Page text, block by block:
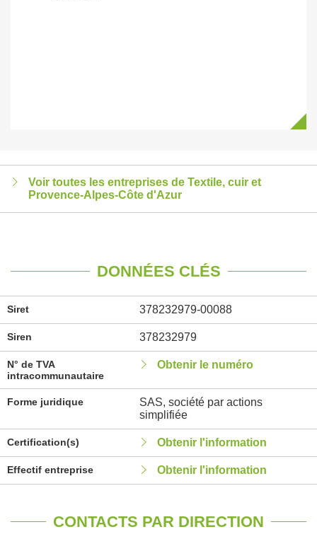
Voir toutes les entreprises de Textile, cuir et
Provence-Alpes-Côte d'Azur
DONNÉES CLÉS
Siret 378232979-00088
Siren 378232979
N° de TVA
intracommunautaire
Obtenir le numéro
Forme juridique
SAS, société par actions
simplifiée
Certification(s) Obtenir l'information
Effectif entreprise Obtenir l'information
CONTACTS PAR DIRECTION